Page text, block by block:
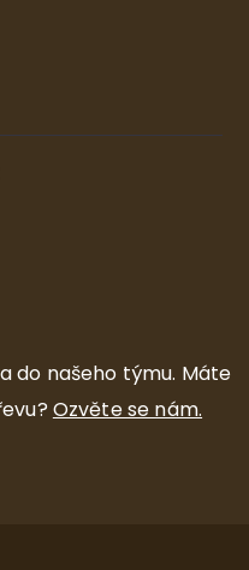
do našeho týmu. Máte
Ozvěte se nám.